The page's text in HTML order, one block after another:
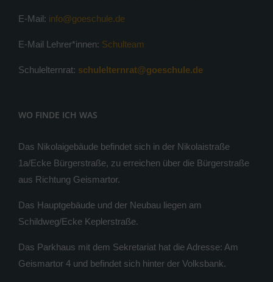
E-Mail: info@goeschule.de
E-Mail Lehrer*innen: Schulteam
Schulelternrat: schulelternrat@goeschule.de
WO FINDE ICH WAS
Das Nikolaigebäude befindet sich in der Nikolaistraße
1a/Ecke Bürgerstraße, zu erreichen über die Bürgerstraße
aus Richtung Geismartor.
Das Hauptgebäude und der Neubau liegen am
Schildweg/Ecke Keplerstraße.
Das Parkhaus mit dem Sekretariat hat die Adresse: Am
Geismartor 4 und befindet sich hinter der Volksbank.